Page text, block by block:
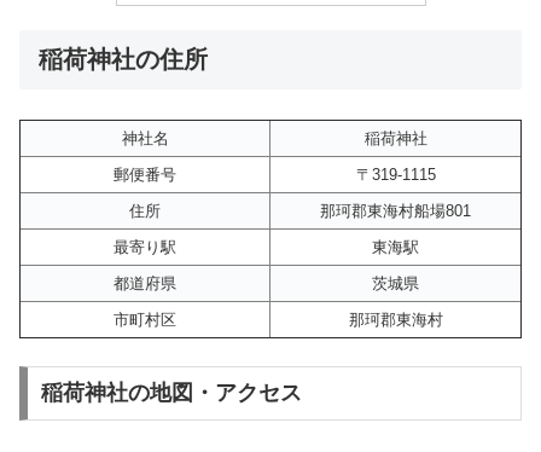
稲荷神社の住所
神社名
稲荷神社
郵便番号
〒319-1115
住所
那珂郡東海村船場801
最寄り駅
東海駅
都道府県
茨城県
市町村区
那珂郡東海村
稲荷神社の地図・アクセス